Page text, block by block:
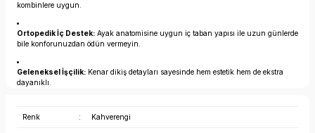
kombinlere uygun.
Ortopedik İç Destek: Ayak anatomisine uygun iç taban yapısı ile uzun günlerde
bile konforunuzdan ödün vermeyin.
Geleneksel İşçilik: Kenar dikiş detayları sayesinde hem estetik hem de ekstra
dayanıklı.
Renk : Kahverengi